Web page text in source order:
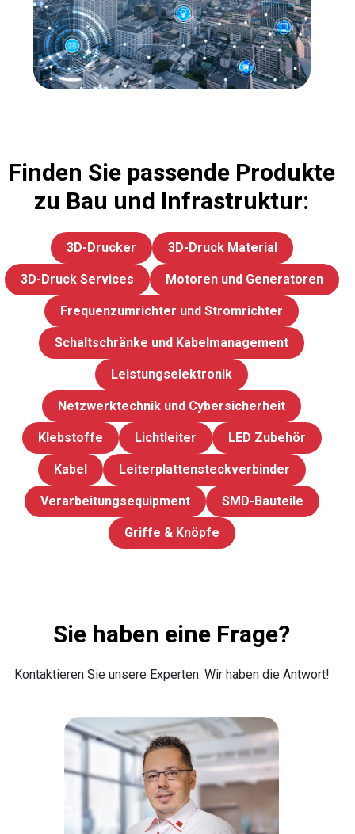
Finden Sie passende Produkte
zu Bau und Infrastruktur:
3D-Drucker 3D-Druck Material
3D-Druck Services Motoren und Generatoren
Frequenzumrichter und Stromrichter
Schaltschränke und Kabelmanagement
Leistungselektronik
Netzwerktechnik und Cybersicherheit
Klebstoffe Lichtleiter LED Zubehör
Kabel Leiterplattensteckverbinder
Verarbeitungsequipment SMD-Bauteile
Griffe & Knöpfe
Sie haben eine Frage?
Kontaktieren Sie unsere Experten. Wir haben die Antwort!